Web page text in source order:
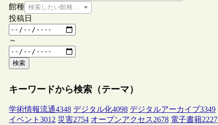
館種 検索したい館種を選択してください
投稿日
～
検索
キーワードから検索（テーマ）
学術情報流通4348 デジタル化4098 デジタルアーカイブ3349
イベント 3012 災害2754 オープンアクセス2678 電子書籍2227